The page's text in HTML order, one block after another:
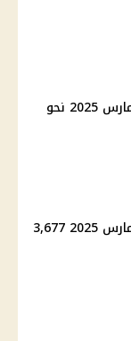
سجل سعر الذهب عيار 21 اليوم الجمعة 21 مارس 2025 نحو
سجل سعر الذهب عيار 18 اليوم الجمعة 21 مارس 2025 3,677